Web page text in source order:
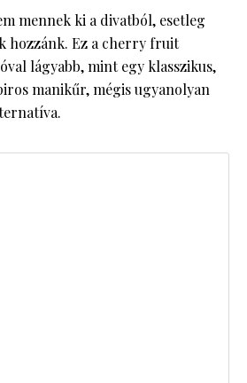
mennek ki a divatból, esetleg
hozzánk. Ez a cherry fruit
lágyabb, mint egy klasszikus,
manikűr, mégis ugyanolyan